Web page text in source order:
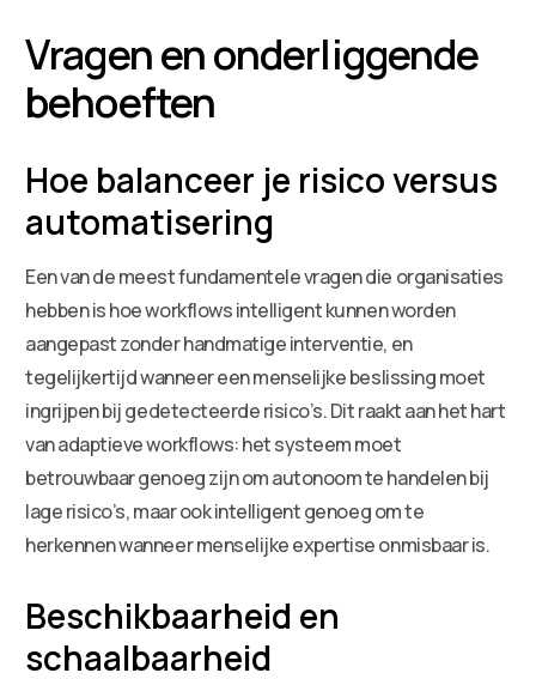
Vragen en onderliggende
behoeften
Hoe balanceer je risico versus
automatisering
Een van de meest fundamentele vragen die organisaties
hebben is hoe workflows intelligent kunnen worden
aangepast zonder handmatige interventie, en
tegelijkertijd wanneer een menselijke beslissing moet
ingrijpen bij gedetecteerde risico’s. Dit raakt aan het hart
van adaptieve workflows: het systeem moet
betrouwbaar genoeg zijn om autonoom te handelen bij
lage risico’s, maar ook intelligent genoeg om te
herkennen wanneer menselijke expertise onmisbaar is.
Beschikbaarheid en
schaalbaarheid